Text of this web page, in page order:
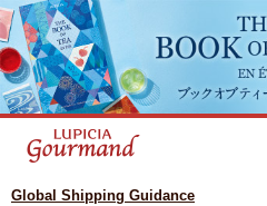
Global Shipping Guidance